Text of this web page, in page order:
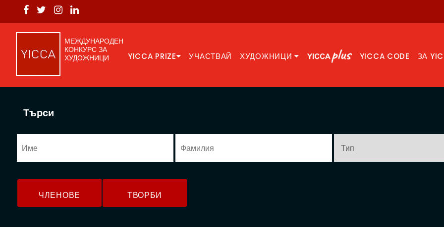
МЕЖДУНАРОДЕН
КОНКУРС ЗА
ХУДОЖНИЦИ
YICCA PRIZE УЧАСТВАЙ ХУДОЖНИЦИ YICCA CODE ЗА
Търси
ЧЛЕНОВЕ ТВОРБИ